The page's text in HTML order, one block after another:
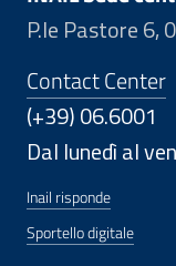
P.le Pastore 6,
Contact Center
(+39) 06.6001
Dal lunedì al
Inail risponde
Sportello digitale